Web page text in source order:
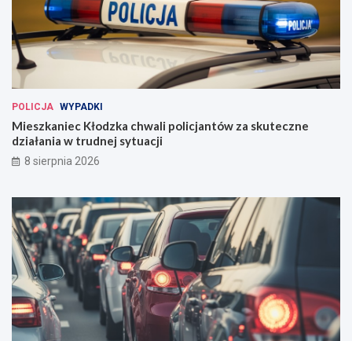
POLICJA WYPADKI
Mieszkaniec Kłodzka chwali policjantów za skuteczne
działania w trudnej sytuacji
8 sierpnia 2026